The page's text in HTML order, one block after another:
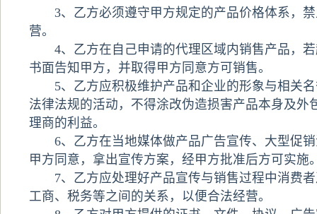
3、乙方必须遵守甲方规定的产品价格体系，禁
营。
4、乙方在自己申请的代理区域内销售产品，若
书面告知甲方，并取得甲方同意方可销售。
5、乙方应积极维护产品和企业的形象与相关名
法律法规的活动，不得涂改伪造损害产品本身及外
理商的利益。
6、乙方在当地媒体做产品广告宣传、大型促销
甲方同意，拿出宣传方案，经甲方批准后方可实施
7、乙方应处理好产品宣传与销售过程中消费者
工商、税务等之间的关系，以便合法经营。